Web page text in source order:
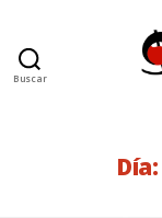
Buscar
Día: